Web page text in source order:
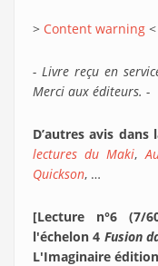
> Content warning <
- Livre reçu en
Merci aux éditeurs. -
D’autres avis
lectures du Maki,
Quickson, …
[Lecture n°6 (7/
l'échelon 4 Fusion
L'Imaginaire